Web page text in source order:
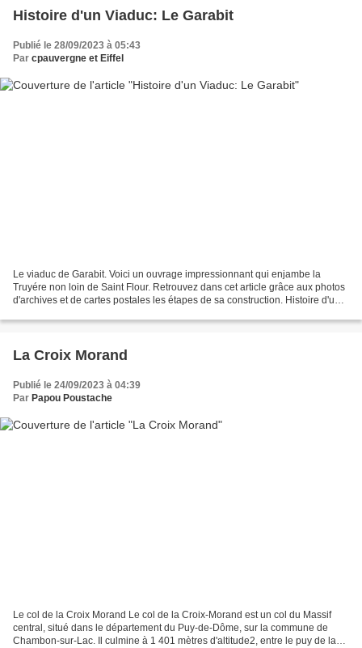
Histoire d'un Viaduc: Le Garabit
Publié le 28/09/2023 à 05:43
Par cpauvergne et Eiffel
Le viaduc de Garabit. Voici un ouvrage impressionnant qui enjambe la
Truyére non loin de Saint Flour. Retrouvez dans cet article grâce aux photos
d'archives et de cartes postales les étapes de sa construction. Histoire d'un
La Croix Morand
Publié le 24/09/2023 à 04:39
Par Papou Poustache
Le col de la Croix Morand Le col de la Croix-Morand est un col du Massif
central, situé dans le département du Puy-de-Dôme, sur la commune de
Chambon-sur-Lac. Il culmine à 1 401 mètres d'altitude2, entre le puy de la